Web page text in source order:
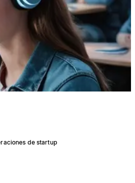
de startup